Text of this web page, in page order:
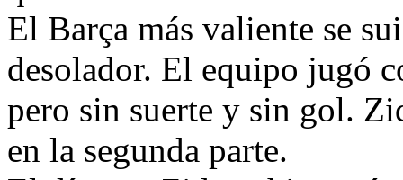
El Barça más valiente se
desolador. El equipo jugó
pero sin suerte y sin gol.
en la segunda parte.